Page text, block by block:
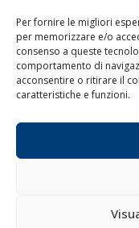
Per fornire le migliori
per memorizzare e/o
consenso a queste
comportamento di
acconsentire o ritirare il
caratteristiche e funzioni.